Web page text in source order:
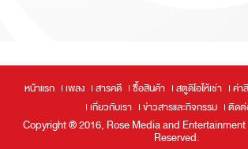
หน้าแรก เพลง สารคดี ซื้อสินค้า สตูดิโอให้เช่า ค่า
เกี่ยวกับเรา
ข่าวสารและกิจกรรม ติดต่
Copyright ® 2016, Rose Media and
Reserved.